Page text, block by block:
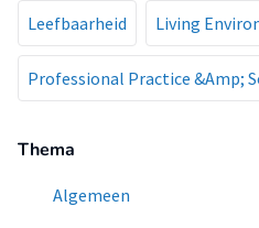
Leefbaarheid Living
Professional Practice &Amp;
Thema
Algemeen